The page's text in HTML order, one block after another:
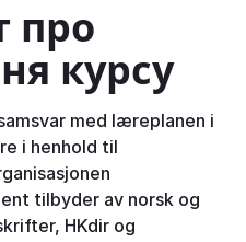
про
курсу
med læreplanen i
i henhold til
tilbyder av norsk og
HKdir og